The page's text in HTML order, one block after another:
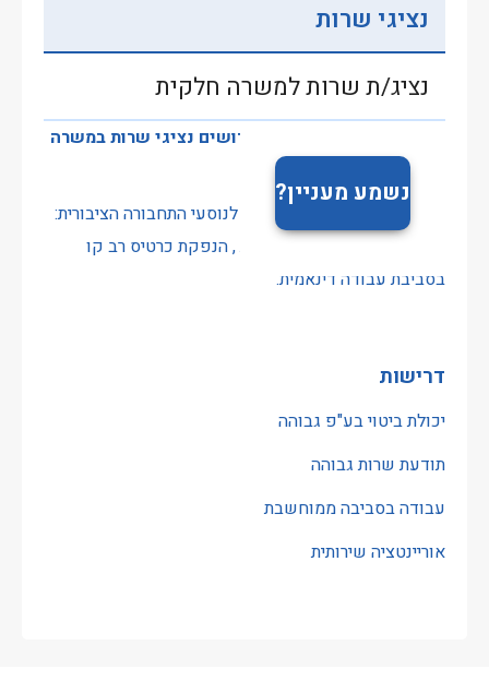
נציגי שרות
נציג/ת שרות למשרה חלקית
נשמע מעניין?
לעמדות השרות "על הקו" דרושים נציגי שרות במשרה
מלאה.
התפקיד כולל מתן שרות כללי לנוסעי התחבורה הציבורית:
הטענת כרטיס, טיפול בתקלות , הנפקת כרטיס רב קו
בסביבת עבודה דינאמית.
דרישות
יכולת ביטוי בע"פ גבוהה
תודעת שרות גבוהה
עבודה בסביבה ממוחשבת
אוריינטציה שירותית